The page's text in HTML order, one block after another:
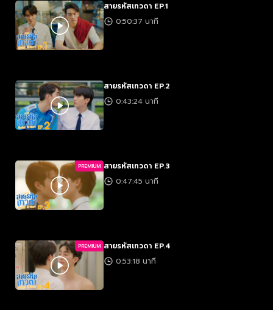
สายรหัสเทวดา EP.1
0:50:37 นาที
สายรหัสเทวดา EP.2
0:43:24 นาที
PREMIUM สายรหัสเทวดา EP.3
0:47:45 นาที
PREMIUM สายรหัสเทวดา EP.4
0:53:18 นาที